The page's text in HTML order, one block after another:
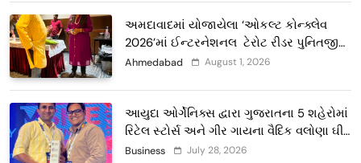
અમદાવાદમાં યોજાયેલા ‘ઓકલ્ટ કોન્ક્લેવ
2026’માં ઈન્ટરનેશનલ ટેરોટ રીડર પુનિતજી
લુલ્લા એ ટેરોટ કાર્ડ રીડિંગ અંગે માહિતી આપી
Ahmedabad August 1, 2026
આયુદા ઓર્ગેનિક્સ દ્વારા ગુજરાતના 5 શહેરોમાં
રિટેલ સ્ટોર્સ અને ગીર ગાયના વૈદિક વલોણા ઘી-
દૂધની શુદ્ધ સેવાઓ સાથે વ્યાપક વિસ્તરણ
Business July 28, 2026